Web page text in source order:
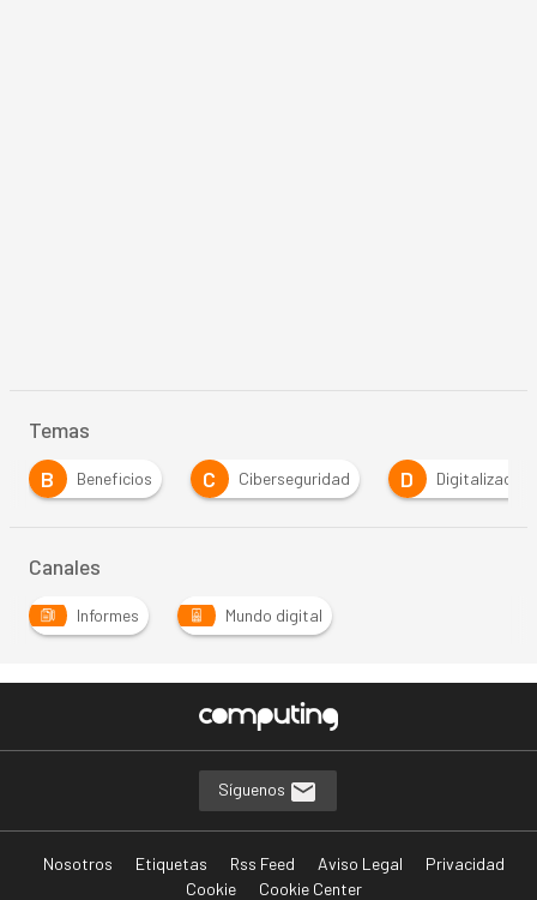
Temas
B
Beneficios C Ciberseguridad D Digitalización
Canales
Informes Mundo digital
Síguenos
Nosotros Etiquetas Rss Feed Aviso Legal
Privacidad
Cookie
Cookie Center